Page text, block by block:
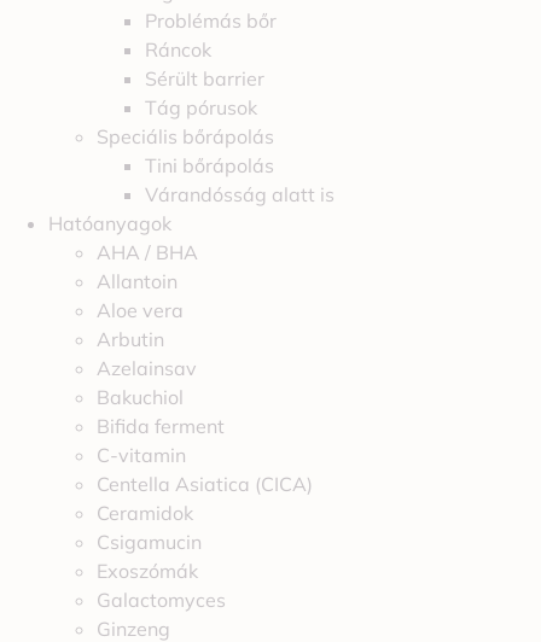
Problémás bőr
Ráncok
Sérült barrier
Tág pórusok
Speciális bőrápolás
Tini bőrápolás
Várandósság alatt is
Hatóanyagok
AHA / BHA
Allantoin
Aloe vera
Arbutin
Azelainsav
Bakuchiol
Bifida ferment
C-vitamin
Centella Asiatica (CICA)
Ceramidok
Csigamucin
Exoszómák
Galactomyces
Ginzeng